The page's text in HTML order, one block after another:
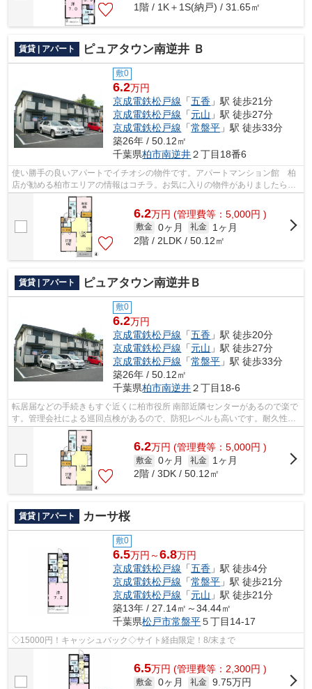
1階 / 1K＋1S(納戸) / 31.65㎡
賃貸 | アパート ピュアタウン南逆井 Ｂ
敷0
6.2万円
京成電鉄松戸線 「五香 」駅 徒歩21分
京成電鉄松戸線 「元山 」駅 徒歩27分
京成電鉄松戸線 「常盤平 」駅 徒歩33分
築26年 / 50.12㎡
千葉県柏市南逆井２丁目18番6
使い勝手の良いアパートでイチオシの物件です。アパートマンション館 柏
店が勧める柏市エリアの情報はコチラ。お気に入りの物件がありましたら。
お気軽に04-7167-1222かkasiwa@apa-to...
6.2万円 (管理費等：5,000円 )
敷金 0ヶ月 礼金
1ヶ月
2階 / 2LDK / 50.12㎡
賃貸 | アパート ピュアタウン南逆井Ｂ
敷0
6.2万円
京成電鉄松戸線 「五香 」駅 徒歩20分
京成電鉄松戸線 「元山 」駅 徒歩27分
京成電鉄松戸線 「常盤平 」駅 徒歩33分
築26年 / 50.12㎡
千葉県柏市南逆井２丁目18-6
転居届などの手続きもすぐ近くに柏市役所 南部近隣センターがあるので楽で
す。管理会社による巡回点検があるので、防犯レベルも高いです。耐久性の
ある軽量鉄骨構造の物件。魅力的な賃...
6.2万円 (管理費等：5,000円 )
敷金 0ヶ月 礼金
1ヶ月
2階 / 3DK / 50.12㎡
賃貸 | アパート カーサ桜
敷0
6.5万円～6.8万円
京成電鉄松戸線 「五香 」駅 徒歩4分
京成電鉄松戸線 「常盤平 」駅 徒歩21分
京成電鉄松戸線 「元山 」駅 徒歩21分
築13年 / 27.14㎡～34.44㎡
千葉県松戸市常盤平５丁目14-17
◇15000円！キャッシュバック◇サイト経由限定！8/末まで
6.5万円 (管理費等：2,300円 )
敷金 0ヶ月 礼金 9.75万円